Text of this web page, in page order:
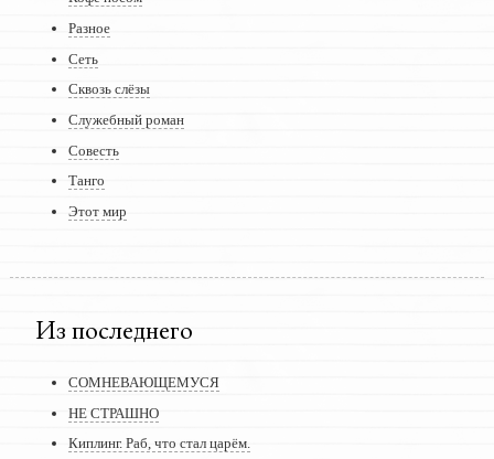
Разное
Сеть
Сквозь слёзы
Служебный роман
Совесть
Танго
Этот мир
Из последнего
СОМНЕВАЮЩЕМУСЯ
НЕ СТРАШНО
Киплинг. Раб, что стал царём.